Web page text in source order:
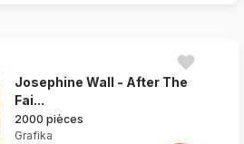
Josephine Wall - After The
Fai...
2000 pièces
Grafika